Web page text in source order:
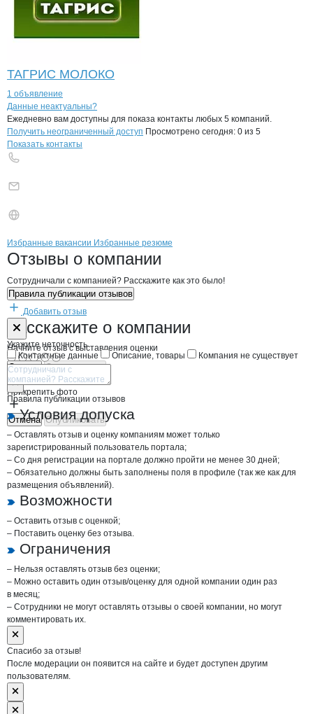
ТАГРИС МОЛОКО
1 объявление
Контактыкомпании
+7(800)000-00-..
Данные неактуальны?
Ежедневно вам доступны для показа контакты любых 5 компаний.
Получить неограниченный доступ Просмотрено сегодня: 0 из 5
Показать контакты
Брендыкомпани Эх Кленово-
Вакансии вЭх Кленово-Чегодаево
Избранные вакансии Избранные резюме
Новости oЭх Кленово-Чегодаево,
Отзывы о компании
Сотрудничали с компанией? Расскажите как это было!
Правила публикации отзывов
Добавить отзыв
Расскажите о компании
Начните отзыв с выставления оценки
Прикрепить фото
Отмена Опубликовать
Форма обратной связи о неточностях
Укажите неточность
Контактные данные
Описание, товары Компания не существует
Отмена Опубликовать
Правила публикации отзывов
Условия допуска
– Оставлять отзыв и оценку компаниям может только
зарегистрированный пользователь портала;
– Со дня регистрации на портале должно пройти не менее 30 дней;
– Обязательно должны быть заполнены поля в профиле (так же как для
размещения объявлений).
Возможности
– Оставить отзыв с оценкой;
– Поставить оценку без отзыва.
Ограничения
– Нельзя оставлять отзыв без оценки;
– Можно оставить один отзыв/оценку для одной компании один раз
в месяц;
– Сотрудники не могут оставлять отзывы о своей компании, но могут
комментировать их.
Спасибо за отзыв!
После модерации он появится на сайте и будет доступен другим
пользователям.